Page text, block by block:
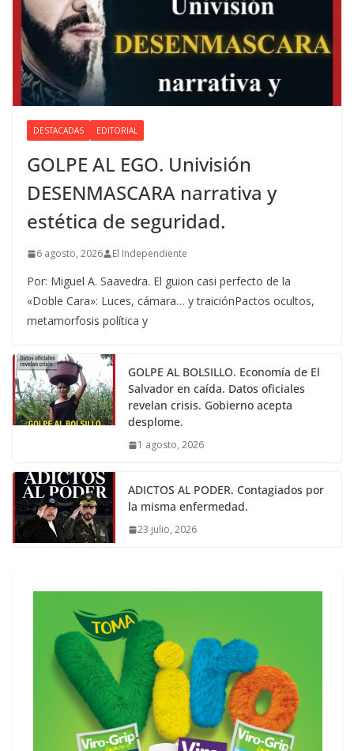
DESTACADAS EDITORIAL
GOLPE AL EGO. Univisión
DESENMASCARA narrativa y
estética de seguridad.
6 agosto, 2026 El Independiente
Por: Miguel A. Saavedra. El guion casi perfecto de la
«Doble Cara»: Luces, cámara… y traiciónPactos ocultos,
metamorfosis política y
GOLPE AL BOLSILLO. Economía de El
Salvador en caída. Datos oficiales
revelan crisis. Gobierno acepta
desplome.
1 agosto, 2026
ADICTOS AL PODER. Contagiados por
la misma enfermedad.
23 julio, 2026